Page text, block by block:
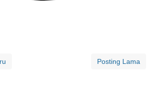
Posting Lama